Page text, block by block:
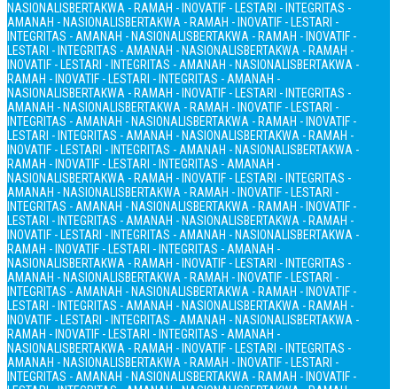
NASIONALISBERTAKWA - RAMAH - INOVATIF - LESTARI - INTEGRITAS -
AMANAH - NASIONALISBERTAKWA - RAMAH - INOVATIF - LESTARI -
INTEGRITAS - AMANAH - NASIONALISBERTAKWA - RAMAH - INOVATIF -
LESTARI - INTEGRITAS - AMANAH - NASIONALISBERTAKWA - RAMAH -
INOVATIF - LESTARI - INTEGRITAS - AMANAH - NASIONALISBERTAKWA -
RAMAH - INOVATIF - LESTARI - INTEGRITAS - AMANAH -
NASIONALISBERTAKWA - RAMAH - INOVATIF - LESTARI - INTEGRITAS -
AMANAH - NASIONALISBERTAKWA - RAMAH - INOVATIF - LESTARI -
INTEGRITAS - AMANAH - NASIONALISBERTAKWA - RAMAH - INOVATIF -
LESTARI - INTEGRITAS - AMANAH - NASIONALISBERTAKWA - RAMAH -
INOVATIF - LESTARI - INTEGRITAS - AMANAH - NASIONALISBERTAKWA -
RAMAH - INOVATIF - LESTARI - INTEGRITAS - AMANAH -
NASIONALISBERTAKWA - RAMAH - INOVATIF - LESTARI - INTEGRITAS -
AMANAH - NASIONALISBERTAKWA - RAMAH - INOVATIF - LESTARI -
INTEGRITAS - AMANAH - NASIONALISBERTAKWA - RAMAH - INOVATIF -
LESTARI - INTEGRITAS - AMANAH - NASIONALISBERTAKWA - RAMAH -
INOVATIF - LESTARI - INTEGRITAS - AMANAH - NASIONALISBERTAKWA -
RAMAH - INOVATIF - LESTARI - INTEGRITAS - AMANAH -
NASIONALISBERTAKWA - RAMAH - INOVATIF - LESTARI - INTEGRITAS -
AMANAH - NASIONALISBERTAKWA - RAMAH - INOVATIF - LESTARI -
INTEGRITAS - AMANAH - NASIONALISBERTAKWA - RAMAH - INOVATIF -
LESTARI - INTEGRITAS - AMANAH - NASIONALISBERTAKWA - RAMAH -
INOVATIF - LESTARI - INTEGRITAS - AMANAH - NASIONALISBERTAKWA -
RAMAH - INOVATIF - LESTARI - INTEGRITAS - AMANAH -
NASIONALISBERTAKWA - RAMAH - INOVATIF - LESTARI - INTEGRITAS -
AMANAH - NASIONALISBERTAKWA - RAMAH - INOVATIF - LESTARI -
INTEGRITAS - AMANAH - NASIONALISBERTAKWA - RAMAH - INOVATIF -